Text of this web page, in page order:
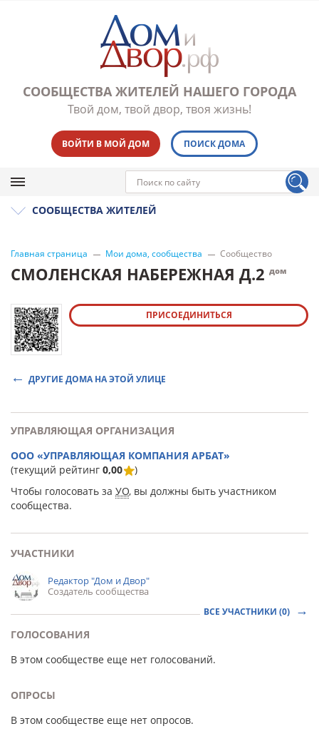
СООБЩЕСТВА ЖИТЕЛЕЙ НАШЕГО ГОРОДА
Твой дом, твой двор, твоя жизнь!
ВОЙТИ В МОЙ ДОМ ПОИСК ДОМА
СООБЩЕСТВА ЖИТЕЛЕЙ
Главная страница Мои дома, сообщества Сообщество
СМОЛЕНСКАЯ НАБЕРЕЖНАЯ Д.2 дом
ПРИСОЕДИНИТЬСЯ
ДРУГИЕ ДОМА НА ЭТОЙ УЛИЦЕ
УПРАВЛЯЮЩАЯ ОРГАНИЗАЦИЯ
ООО «УПРАВЛЯЮЩАЯ КОМПАНИЯ АРБАТ»
(текущий рейтинг 0,00
)
Чтобы голосовать за УО, вы должны быть участником
сообщества.
УЧАСТНИКИ
Редактор "Дом и Двор"
Создатель сообщества
ВСЕ УЧАСТНИКИ (0)
ГОЛОСОВАНИЯ
В этом сообществе еще нет голосований.
ОПРОСЫ
В этом сообществе еще нет опросов.